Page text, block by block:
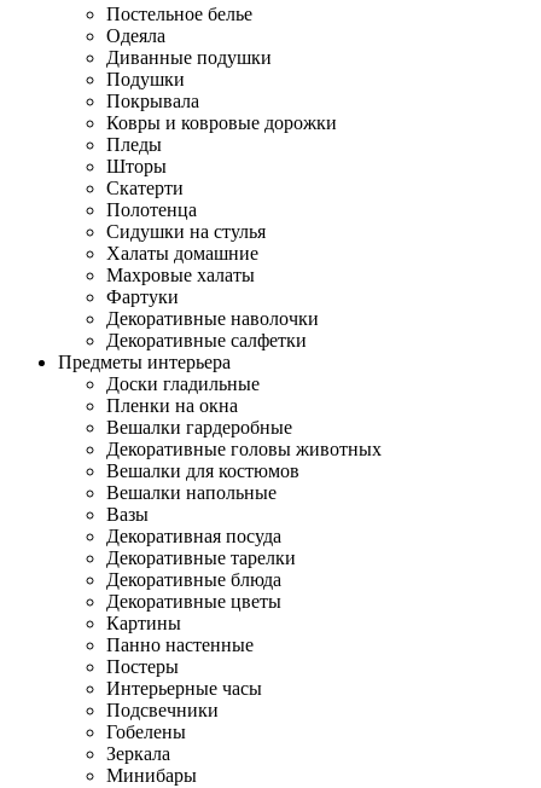
Постельное белье
Одеяла
Диванные подушки
Подушки
Покрывала
Ковры и ковровые дорожки
Пледы
Шторы
Скатерти
Полотенца
Сидушки на стулья
Халаты домашние
Махровые халаты
Фартуки
Декоративные наволочки
Декоративные салфетки
Предметы интерьера
Доски гладильные
Пленки на окна
Вешалки гардеробные
Декоративные головы животных
Вешалки для костюмов
Вешалки напольные
Вазы
Декоративная посуда
Декоративные тарелки
Декоративные блюда
Декоративные цветы
Картины
Панно настенные
Постеры
Интерьерные часы
Подсвечники
Гобелены
Зеркала
Минибары